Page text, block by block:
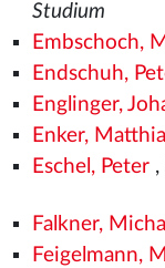
Studium
Embschoch,
Endschuh,
Englinger,
Enker,
Eschel, Peter,
Falkner,
Feigelmann,